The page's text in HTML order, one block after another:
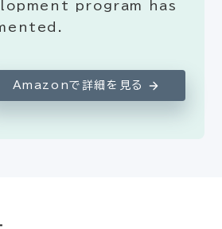
program has
Amazonで詳細を見る